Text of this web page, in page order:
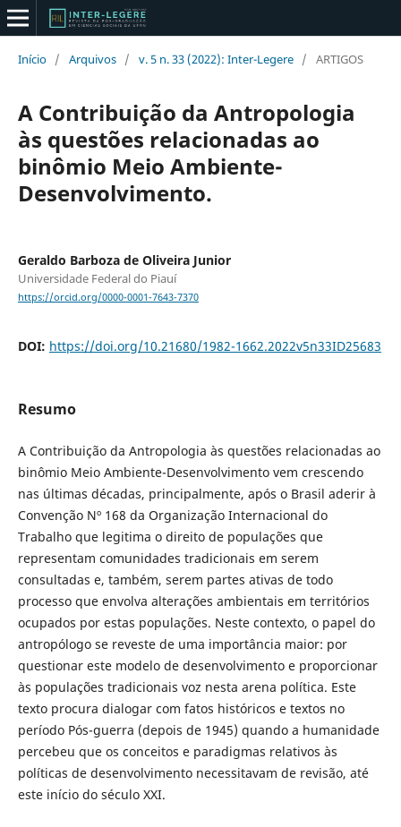
Início / Arquivos / v. 5 n. 33 (2022): Inter-Legere / ARTIGOS
A Contribuição da Antropologia
às questões relacionadas ao
binômio Meio Ambiente-
Desenvolvimento.
Geraldo Barboza de Oliveira Junior
Universidade Federal do Piauí
https://orcid.org/0000-0001-7643-7370
DOI: https://doi.org/10.21680/1982-1662.2022v5n33ID25683
Resumo
A Contribuição da Antropologia às questões relacionadas ao
binômio Meio Ambiente-Desenvolvimento vem crescendo
nas últimas décadas, principalmente, após o Brasil aderir à
Convenção Nº 168 da Organização Internacional do
Trabalho que legitima o direito de populações que
representam comunidades tradicionais em serem
consultadas e, também, serem partes ativas de todo
processo que envolva alterações ambientais em territórios
ocupados por estas populações. Neste contexto, o papel do
antropólogo se reveste de uma importância maior: por
questionar este modelo de desenvolvimento e proporcionar
às populações tradicionais voz nesta arena política. Este
texto procura dialogar com fatos históricos e textos no
período Pós-guerra (depois de 1945) quando a humanidade
percebeu que os conceitos e paradigmas relativos às
políticas de desenvolvimento necessitavam de revisão, até
este início do século XXI.